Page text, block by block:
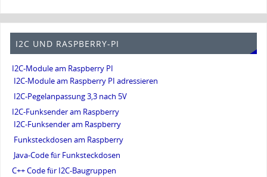
I2C UND RASPBERRY-PI
I2C-Module am Raspberry PI
I2C-Module am Raspberry PI adressieren
I2C-Pegelanpassung 3,3 nach 5V
I2C-Funksender am Raspberry
I2C-Funksender am Raspberry
Funksteckdosen am Raspberry
Java-Code für Funksteckdosen
C++ Code für I2C-Baugruppen